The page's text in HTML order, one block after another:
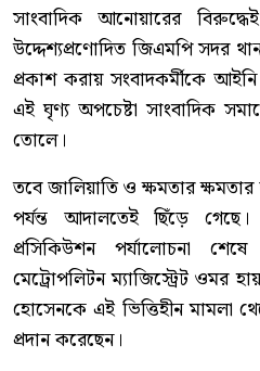
সাংবাদিক আনোয়ারের
উদ্দেশ্যপ্রণোদিত জিএমপি সদর
প্রকাশ করায় সংবাদকর্মীকে
এই ঘৃণ্য অপচেষ্টা সাংবাদিক
তোলে।
তবে জালিয়াতি ও ক্ষমতার
পর্যন্ত আদালতেই ছিঁড়ে
প্রসিকিউশন পর্যালোচনা
মেট্রোপলিটন ম্যাজিস্ট্রেট ওমর
হোসেনকে এই ভিত্তিহীন মামলা
প্রদান করেছেন।